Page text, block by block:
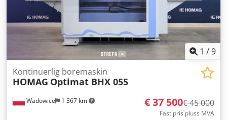
1 /9
Wadowice 1 367 km
Kontinuerlig boremaskin
HOMAG Optimat BHX 055
€ 37 500€ 45 000
Fast pris pluss MVA